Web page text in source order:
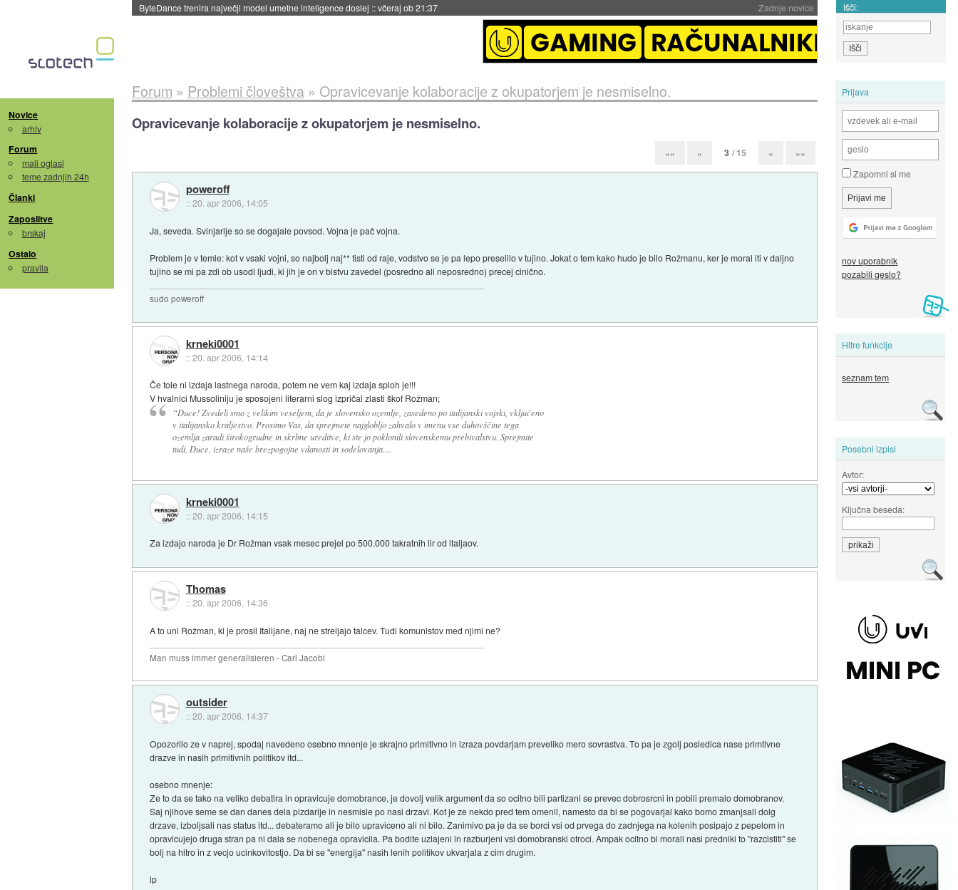
Zadnje novice
Spletne strani začele streči oglase za agente umetne inteligence::včeraj ob 21:23 Išči:
Novice
arhiv
Forum
mali oglasi
teme zadnjih 24h
Članki
Zaposlitve
brskaj
Ostalo
pravila
Prijava
Zapomni si me
nov uporabnik
pozabili geslo?
Hitre funkcije
seznam tem
Posebni izpisi
Avtor:
Ključna beseda:
Forum » Problemi človeštva» Opravicevanje kolaboracije z okupatorjem je nesmiselno.
Opravicevanje kolaboracije z okupatorjem je nesmiselno.
«« « 3 / 15 » »»
poweroff
::20. apr 2006, 14:05
Ja, seveda. Svinjarije so se dogajale povsod. Vojna je pač vojna.
Problem je v temle: kot v vsaki vojni, so najbolj naj** tisti od raje, vodstvo se je pa lepo preselilo v tujino. Jokat o tem kako hudo je bilo Rožmanu, ker je moral iti v daljno
tujino se mi pa zdi ob usodi ljudi, ki jih je on v bistvu zavedel (posredno ali neposredno) precej cinično.
sudo poweroff
krneki0001
::20. apr 2006, 14:14
Če tole ni izdaja lastnega naroda, potem ne vem kaj izdaja sploh je!!!
V hvalnici Mussoliniju je sposojeni literarni slog izpričal zlasti škof Rožman;
“Duce! Zvedeli smo z velikim veseljem, da je slovensko ozemlje, zasedeno po italijanski vojski, vključeno
v italijansko kraljestvo. Prosimo Vas, da sprejmete najglobljo zahvalo v imenu vse duhovščine tega
ozemlja zaradi širokogrudne in skrbne ureditve, ki ste jo poklonili slovenskemu prebivalstvu. Sprejmite
tudi, Duce, izraze naše brezpogojne vdanosti in sodelovanja....
krneki0001
::20. apr 2006, 14:15
Za izdajo naroda je Dr Rožman vsak mesec prejel po 500.000 takratnih lir od italjaov.
Thomas
::20. apr 2006, 14:36
A to uni Rožman, ki je prosil Italijane, naj ne streljajo talcev. Tudi komunistov med njimi ne?
Man muss immer generalisieren - Carl Jacobi
outsider
::20. apr 2006, 14:37
Opozorilo ze v naprej, spodaj navedeno osebno mnenje je skrajno primitivno in izraza povdarjam preveliko mero sovrastva. To pa je zgolj posledica nase primtivne
drazve in nasih primitivnih politikov itd...
osebno mnenje:
Ze to da se tako na veliko debatira in opravicuje domobrance, je dovolj velik argument da so ocitno bili partizani se prevec dobrosrcni in pobili premalo domobranov.
Saj njihove seme se dan danes dela pizdarije in nesmisle po nasi drzavi. Kot je ze nekdo pred tem omenil, namesto da bi se pogovarjal kako bomo zmanjsali dolg
drzave, izboljsali nas status itd... debateramo ali je bilo upraviceno ali ni bilo. Zanimivo pa je da se borci vsi od prvega do zadnjega na kolenih posipajo z pepelom in
opravicujejo druga stran pa ni dala se nobenega opravicila. Pa bodite uzlajeni in razburjeni vsi domobranski otroci. Ampak ocitno bi morali nasi predniki to "razcistiti" se
bolj na hitro in z vecjo ucinkovitostjo. Da bi se "energija" nasih lenih politikov ukvarjala z cim drugim.
lp